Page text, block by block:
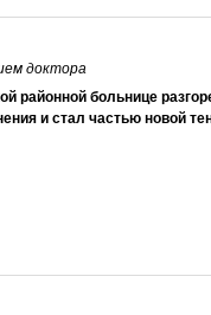
доктора
районной больнице
и стал частью новой